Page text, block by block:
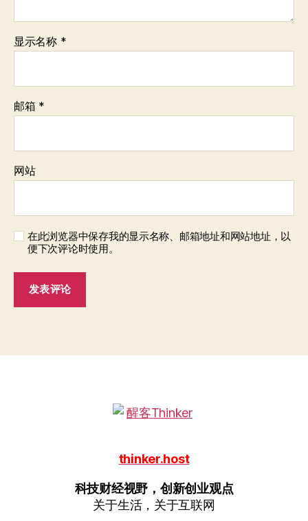
显示名称 *
邮箱 *
网站
在此浏览器中保存我的显示名称、邮箱地址和网站地址，以
便下次评论时使用。
thinker.host
科技财经视野，创新创业观点
关于生活，关于互联网